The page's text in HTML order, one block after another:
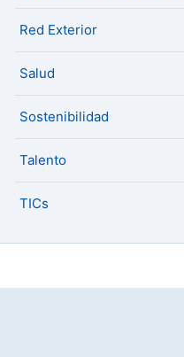
Red Exterior
Salud
Sostenibilidad
Talento
TICs